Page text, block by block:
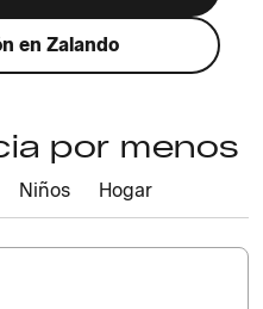
en Zalando
por menos
Niños Hogar